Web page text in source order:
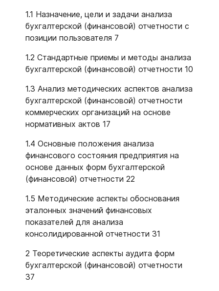
1.1 Назначение, цели и задачи анализа
бухгалтерской (финансовой) отчетности с
позиции пользователя 7
1.2 Стандартные приемы и методы анализа
бухгалтерской (финансовой) отчетности 10
1.3 Анализ методических аспектов анализа
бухгалтерской (финансовой) отчетности
коммерческих организаций на основе
нормативных актов 17
1.4 Основные положения анализа
финансового состояния предприятия на
основе данных форм бухгалтерской
(финансовой) отчетности 22
1.5 Методические аспекты обоснования
эталонных значений финансовых
показателей для анализа
консолидированной отчетности 31
2 Теоретические аспекты аудита форм
бухгалтерской (финансовой) отчетности
37